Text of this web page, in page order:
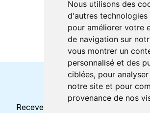
Nous utilisons des
d'autres technologies
pour améliorer votre
de navigation sur
vous montrer un
personnalisé et des
ciblées, pour
notre site et pour
provenance de nos
Horaires et offres
Recevez toutes les mises à jour